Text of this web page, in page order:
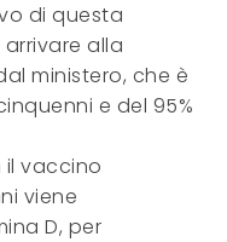
di questa
arrivare alla
ministero, che è
e del 95%
il vaccino
viene
D, per